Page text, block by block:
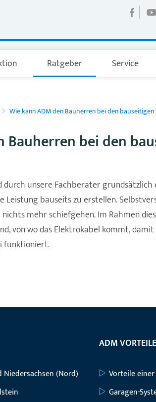
Ratgeber Service
Wie kann ADM den Bauherren bei den
Bauherren bei den
durch unsere Fachberater
Leistung bauseits zu erstellen.
mehr schiefgehen. Im Rahmen
von wo das Elektrokabel kommt,
funktioniert.
(Nord)
ADM VORTEILE
Vorteile
Garagen-